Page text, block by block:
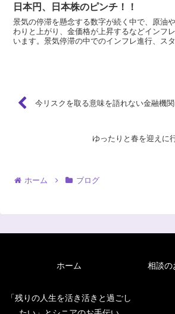
日本円、日本株のピンチ！！
景気の停滞を懸念する数字が続く中で、原油
わりと上がり、金価格が上昇するなどインフ
います。景気停滞の中でのインフレ進行、ス
今リスクを取る意味を語れない金融機関
ゆったりと春を迎えに
ホーム ブログ
ホーム
相談の
「残りの人生を活き活きと過ごし